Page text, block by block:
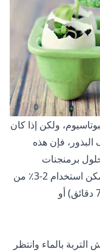
ولكن إذا كان
فإن هذه
برمنجنات
البوتاسيوم الوردي حوالي 15 دقيقة. كما يمكن استخدام 2-3٪ من
بيروكسيد الهيدروجين (انقع البذور لمدة 5-7 دقائق) أو
على عمق 1 سم، رش التربة بالماء وانتظر